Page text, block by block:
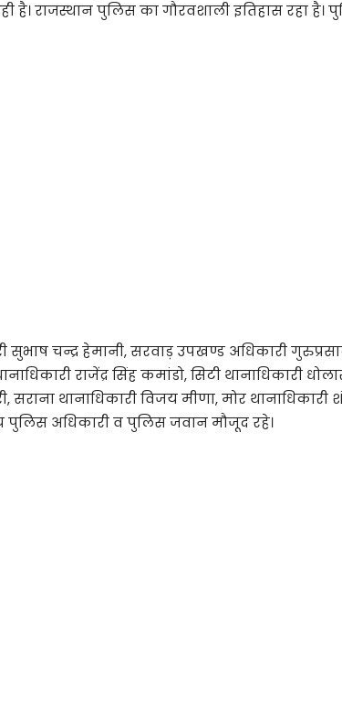
राजस्थान पुलिस का गौरवशाली इतिहास रहा है।
चन्द्र हेमानी, सरवाड़ उपखण्ड अधिकारी
राजेंद्र सिंह कमांडो, सिटी थानाधिकारी
थानाधिकारी विजय मीणा, मोर थानाधिकारी
पुलिस अधिकारी व पुलिस जवान मौजूद रहे।